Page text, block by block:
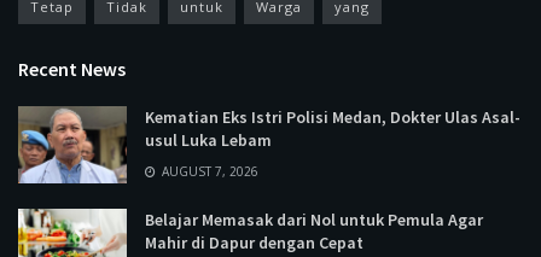
Tetap Tidak untuk Warga yang
Recent News
Kematian Eks Istri Polisi Medan, Dokter Ulas Asal-
usul Luka Lebam
AUGUST 7, 2026
Belajar Memasak dari Nol untuk Pemula Agar
Mahir di Dapur dengan Cepat